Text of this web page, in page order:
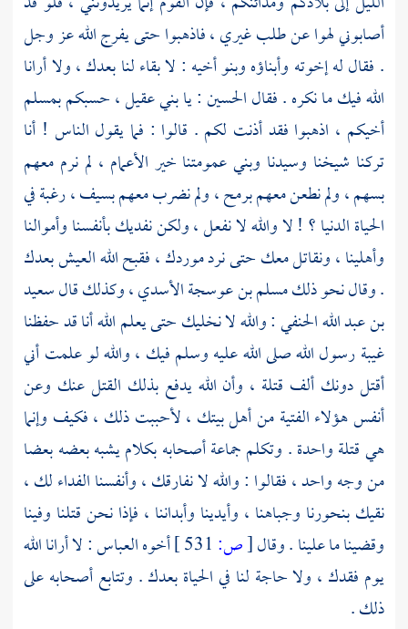
أصابوني لهوا عن طلب غيري ، فاذهبوا حتى يفرج الله عز وجل
. فقال له إخوته وأبناؤه وبنو أخيه : لا بقاء لنا بعدك ، ولا أرانا
الله فيك ما نكره . فقالالحسين: يابني عقيل، حسبكمبمسلم
أخيكم ، اذهبوا فقد أذنت لكم . قالوا : فما يقول الناس ! أنا
تركنا شيخنا وسيدنا وبني عمومتنا خير الأعمام ، لم نرم معهم
بسهم ، ولم نطعن معهم برمح ، ولم نضرب معهم بسيف ، رغبة في
الحياة الدنيا ؟ ! لا والله لا نفعل ، ولكن نفديك بأنفسنا وأموالنا
وأهلينا ، ونقاتل معك حتى نرد موردك ، فقبح الله العيش بعدك
. وقال نحو ذلكمسلم بن عوسجة الأسدي، وكذلك قالسعيد
بن عبد الله الحنفي: والله لا نخليك حتى يعلم الله أنا قد حفظنا
غيبة رسول الله صلى الله عليه وسلم فيك ، والله لو علمت أني
أقتل دونك ألف قتلة ، وأن الله يدفع بذلك القتل عنك وعن
أنفس هؤلاء الفتية من أهل بيتك ، لأحببت ذلك ، فكيف وإنما
هي قتلة واحدة . وتكلم جماعة أصحابه بكلام يشبه بعضه بعضا
من وجه واحد ، فقالوا : والله لا نفارقك ، وأنفسنا الفداء لك ،
نقيك بنحورنا وجباهنا ، وأيدينا وأبداننا ، فإذا نحن قتلنا وفينا
وقضينا ما علينا . وقال[ص: أخوهالعباس: لا أرانا الله
يوم فقدك ، ولا حاجة لنا في الحياة بعدك . وتتابع أصحابه على
ذلك .